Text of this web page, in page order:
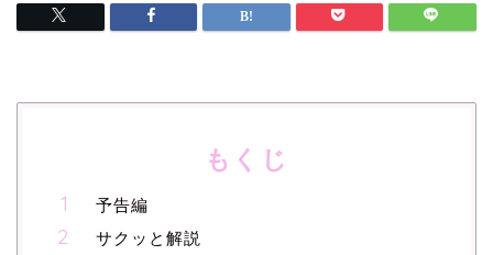
もくじ
予告編
サクッと解説